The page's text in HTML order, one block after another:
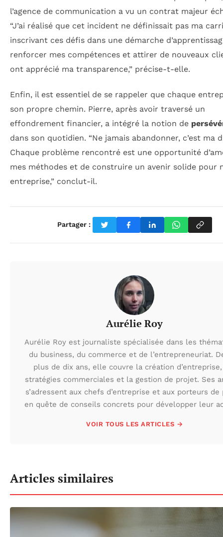
l’agence de communication a vu un contrat majeur
“J’ai réalisé que cet incident ne définissait pas ma
inscrivant ces défis dans une démarche
renforcer mes compétences et attirer de nouveaux
ont apprécié ma transparence,” précise-t-elle.
Enfin, il est essentiel de se rappeler que chaque
son propre chemin. Pierre, après avoir traversé un
effondrement financier, a intégré la notion de
dans son quotidien. “Ne jamais abandonner, c’est ma
Chaque problème rencontré est une opportunité
mes méthodes et de construire un avenir solide pour
entreprise,” conclut-il.
Partager :
Aurélie Roy
Aurélie Roy est journaliste spécialisée dans les
du business, du commerce et de l’entrepreneuriat.
plus de dix ans, elle couvre la création
stratégies commerciales et la gestion de projet. Ses
s’adressent aux chefs d’entreprise et aux porteurs de
en quête de conseils concrets pour développer leur
VOIR TOUS LES ARTICLES →
Articles similaires